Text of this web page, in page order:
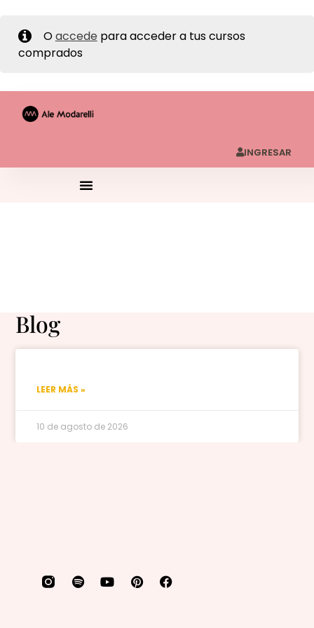
Oaccede para acceder a tus cursos
comprados
INGRESAR
Blog
LEER MÁS »
10 de agosto de 2026